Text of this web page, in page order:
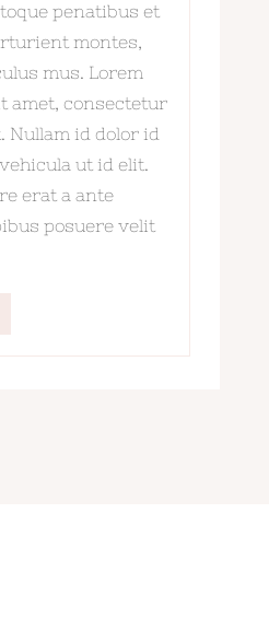
penatibus et
montes,
mus. Lorem
amet, consectetur
Nullam id dolor id
ut id elit.
erat a ante
posuere velit